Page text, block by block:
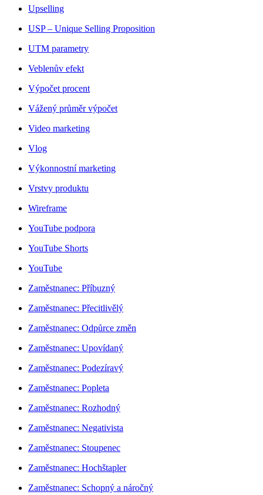
Upselling
USP – Unique Selling Proposition
UTM parametry
Veblenův efekt
Výpočet procent
Vážený průměr výpočet
Video marketing
Vlog
Výkonnostní marketing
Vrstvy produktu
Wireframe
YouTube podpora
YouTube Shorts
YouTube
Zaměstnanec: Příbuzný
Zaměstnanec: Přecitlivělý
Zaměstnanec: Odpůrce změn
Zaměstnanec: Upovídaný
Zaměstnanec: Podezíravý
Zaměstnanec: Popleta
Zaměstnanec: Rozhodný
Zaměstnanec: Negativista
Zaměstnanec: Stoupenec
Zaměstnanec: Hochštapler
Zaměstnanec: Schopný a náročný